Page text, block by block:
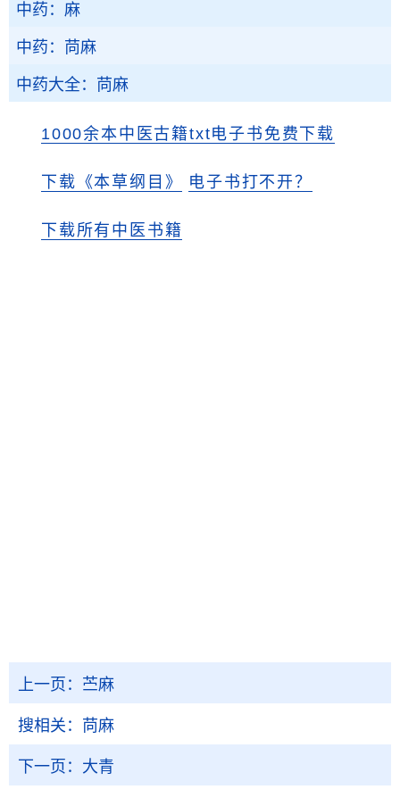
中药：麻
中药：苘麻
中药大全：苘麻
1000余本中医古籍txt电子书免费下载
下载《本草纲目》 电子书打不开？
下载所有中医书籍
上一页： 苎麻
搜相关： 苘麻
下一页： 大青